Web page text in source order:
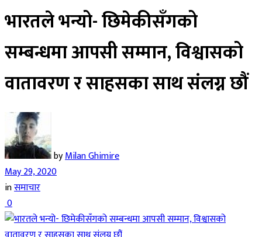
भारतले भन्यो- छिमेकीसँगको
सम्बन्धमा आपसी सम्मान, विश्वासको
वातावरण र साहसका साथ संलग्न छौं
byMilan Ghimire
May 29, 2020
inसमाचार
0